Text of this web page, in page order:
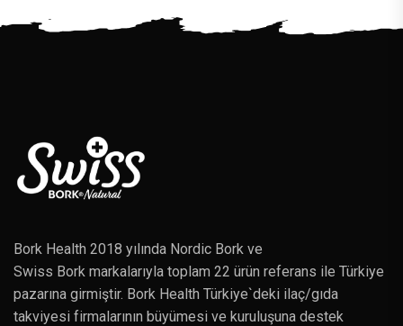
Bork Health 2018 yılında Nordic Bork ve
Swiss Bork markalarıyla toplam 22 ürün referans ile Türkiye
pazarına girmiştir. Bork Health Türkiye`deki ilaç/gıda
takviyesi firmalarının büyümesi ve kuruluşuna destek